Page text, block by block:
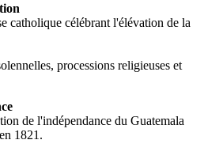
catholique célébrant l'élévation de la
processions religieuses et
de l'indépendance du Guatemala
1821.